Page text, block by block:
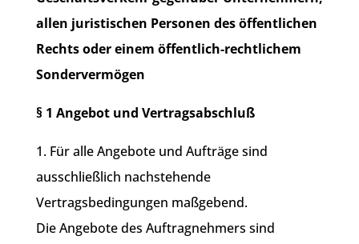
allen juristischen Personen des öffentlichen
Rechts oder einem öffentlich-rechtlichem
Sondervermögen
§ 1 Angebot und Vertragsabschluß
1. Für alle Angebote und Aufträge sind
ausschließlich nachstehende
Vertragsbedingungen maßgebend.
Die Angebote des Auftragnehmers sind